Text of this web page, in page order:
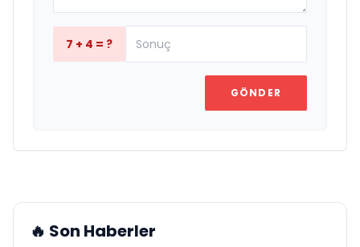
7 + 4 = ?
GÖNDER
🔥 Son Haberler